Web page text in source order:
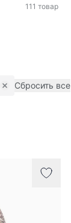
111 товар
Remove filter
Сбросить все